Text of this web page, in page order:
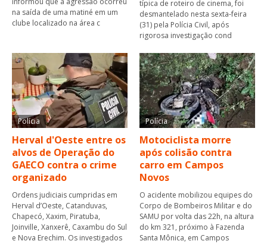
na saída de uma matiné em um
clube localizado na área c
típica de roteiro de cinema, foi
desmantelado nesta sexta-feira
(31) pela Polícia Civil, após
rigorosa investigação cond
Polícia
Herval d'Oeste entre os
alvos de Operação do
GAECO contra o crime
organizado
Ordens judiciais cumpridas em
Herval d’Oeste, Catanduvas,
Chapecó, Xaxim, Piratuba,
Joinville, Xanxerê, Caxambu do Sul
e Nova Erechim. Os investigados
Polícia
Motociclista morre
após colisão contra
carro em Campos
Novos
O acidente mobilizou equipes do
Corpo de Bombeiros Militar e do
SAMU por volta das 22h, na altura
do km 321, próximo à Fazenda
Santa Mônica, em Campos